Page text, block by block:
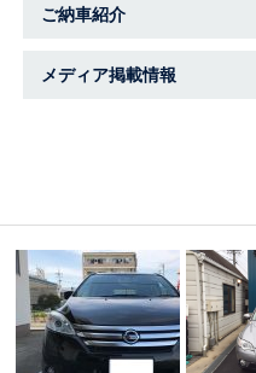
ご納車紹介
メディア掲載情報